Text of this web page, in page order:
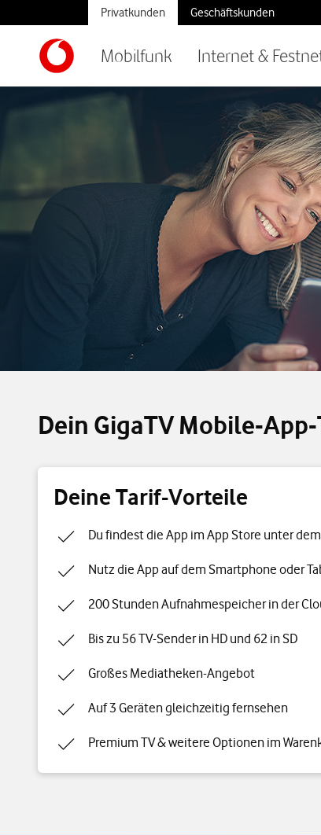
Mobilfunk Internet &
Privatkunden Geschäftskunden
Dein GigaTV Mobile-
Deine Tarif-Vorteile
Du findest die App im App Store unter
Nutz die App auf dem Smartphone oder
200 Stunden Aufnahmespeicher in der
Bis zu 56 TV-Sender in HD und 62 in SD
Großes Mediatheken-Angebot
Auf 3 Geräten gleichzeitig fernsehen
Premium TV & weitere Optionen im